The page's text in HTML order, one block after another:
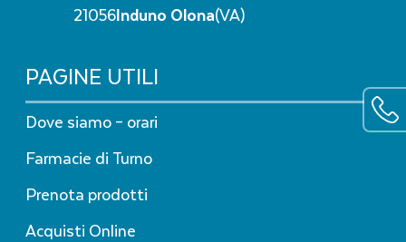
21056Induno Olona(VA)
PAGINE UTILI
Dove siamo – orari
Farmacie di Turno
Prenota prodotti
Acquisti Online